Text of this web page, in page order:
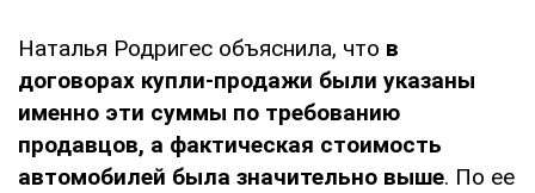
Наталья Родригес объяснила, что в
договорах купли-продажи были указаны
именно эти суммы по требованию
продавцов, а фактическая стоимость
автомобилей была значительно выше. По ее